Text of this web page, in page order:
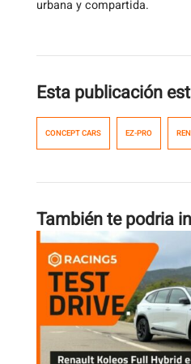
urbana y compartida.
Esta publicación
CONCEPT CARS EZ-PRO
También te podria